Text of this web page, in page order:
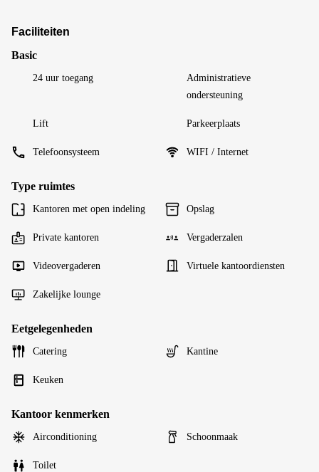
Faciliteiten
Basic
24 uur toegang
Administratieve
ondersteuning
Lift Parkeerplaats
Telefoonsysteem WIFI / Internet
Type ruimtes
Kantoren met open indeling Opslag
Private kantoren Vergaderzalen
Videovergaderen Virtuele kantoordiensten
Zakelijke lounge
Eetgelegenheden
Catering Kantine
Keuken
Kantoor kenmerken
Airconditioning Schoonmaak
Toilet